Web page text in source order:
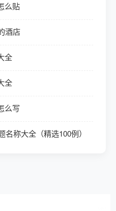
么贴
酒店
全
全
么写
称大全（精选100例）